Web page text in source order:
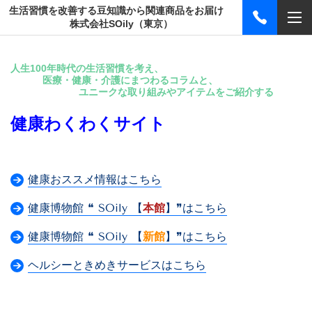
生活習慣を改善する豆知識から関連商品をお届け
株式会社SOily（東京）
人生100年時代の生活習慣を考え、
医療・健康・介護にまつわるコラムと、
ユニークな取り組みやアイテムをご紹介する
健康わくわくサイト
健康おススメ情報はこちら
健康博物館 ❝ SOily 【本館】❞はこちら
健康博物館 ❝ SOily 【新館】❞はこちら
ヘルシーときめきサービスはこちら